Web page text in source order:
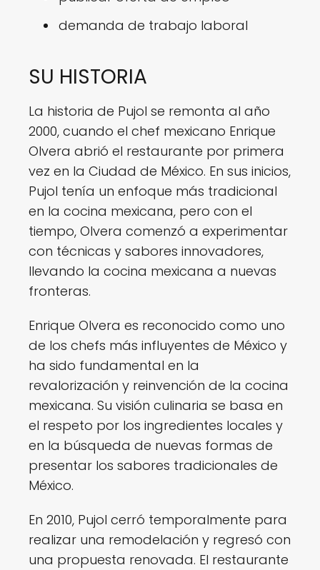
demanda de trabajo laboral
SU HISTORIA
La historia de Pujol se remonta al año
2000, cuando el chef mexicano Enrique
Olvera abrió el restaurante por primera
vez en la Ciudad de México. En sus inicios,
Pujol tenía un enfoque más tradicional
en la cocina mexicana, pero con el
tiempo, Olvera comenzó a experimentar
con técnicas y sabores innovadores,
llevando la cocina mexicana a nuevas
fronteras.
Enrique Olvera es reconocido como uno
de los chefs más influyentes de México y
ha sido fundamental en la
revalorización y reinvención de la cocina
mexicana. Su visión culinaria se basa en
el respeto por los ingredientes locales y
en la búsqueda de nuevas formas de
presentar los sabores tradicionales de
México.
En 2010, Pujol cerró temporalmente para
realizar una remodelación y regresó con
una propuesta renovada. El restaurante